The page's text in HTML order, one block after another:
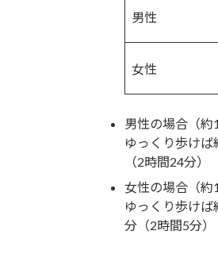
男性
女性
男性の場合（約
ゆっくり歩け
（2時間24分）
女性の場合（約
ゆっくり歩け
分（2時間5分）